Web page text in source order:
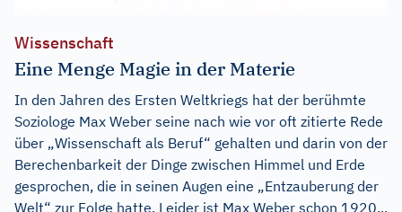
Wissenschaft
Eine Menge Magie in der Materie
In den Jahren des Ersten Weltkriegs hat der berühmte
Soziologe Max Weber seine nach wie vor oft zitierte Rede
über „Wissenschaft als Beruf“ gehalten und darin von der
Berechenbarkeit der Dinge zwischen Himmel und Erde
gesprochen, die in seinen Augen eine „Entzauberung der
Welt“ zur Folge hatte. Leider ist Max Weber schon 1920...